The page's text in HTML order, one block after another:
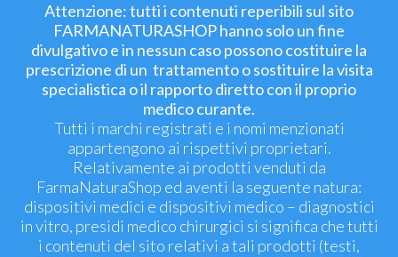
Attenzione: tutti i contenuti reperibili sul sito
FARMANATURASHOP hanno solo un fine
divulgativo e in nessun caso possono costituire la
prescrizione di un trattamento o sostituire la visita
specialistica o il rapporto diretto con il proprio
medico curante.
Tutti i marchi registrati e i nomi menzionati
appartengono ai rispettivi proprietari.
Relativamente ai prodotti venduti da
FarmaNaturaShop ed aventi la seguente natura:
dispositivi medici e dispositivi medico – diagnostici
in vitro, presidi medico chirurgici si significa che tutti
i contenuti del sito relativi a tali prodotti (testi,